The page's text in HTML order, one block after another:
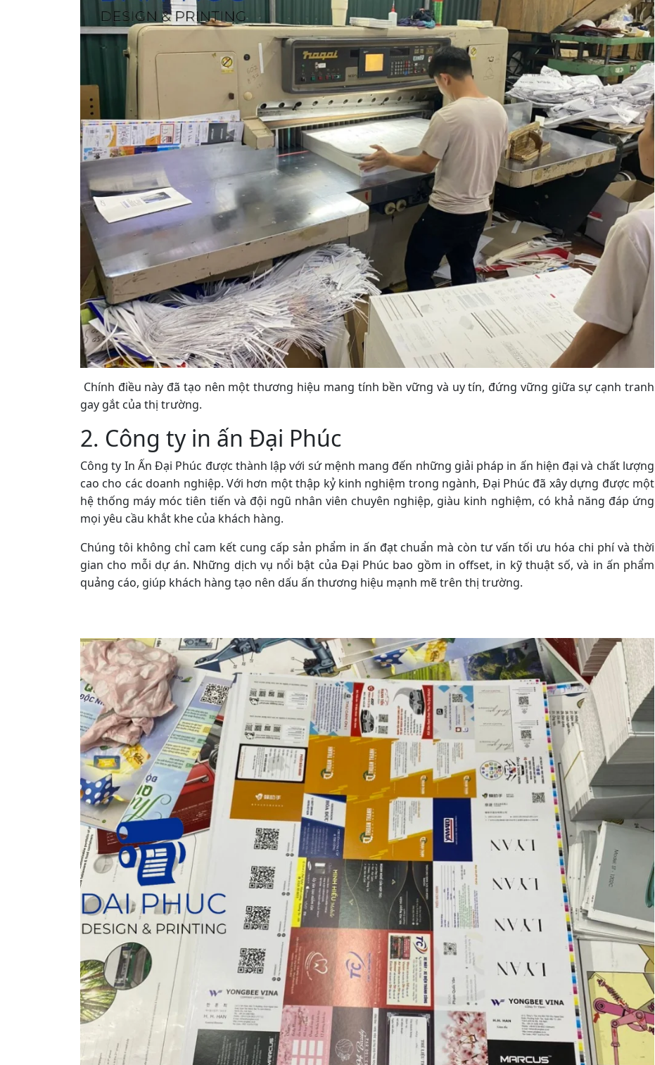
Chính điều này đã tạo nên một thương hiệu mang tính bền vững và uy tín, đứng vững giữa sự cạnh tranh
gay gắt của thị trường.
2. Công ty in ấn Đại Phúc
Công ty In Ấn Đại Phúc được thành lập với sứ mệnh mang đến những giải pháp in ấn hiện đại và chất lượng
cao cho các doanh nghiệp. Với hơn một thập kỷ kinh nghiệm trong ngành, Đại Phúc đã xây dựng được một
hệ thống máy móc tiên tiến và đội ngũ nhân viên chuyên nghiệp, giàu kinh nghiệm, có khả năng đáp ứng
mọi yêu cầu khắt khe của khách hàng.
Chúng tôi không chỉ cam kết cung cấp sản phẩm in ấn đạt chuẩn mà còn tư vấn tối ưu hóa chi phí và thời
gian cho mỗi dự án. Những dịch vụ nổi bật của Đại Phúc bao gồm in offset, in kỹ thuật số, và in ấn phẩm
quảng cáo, giúp khách hàng tạo nên dấu ấn thương hiệu mạnh mẽ trên thị trường.